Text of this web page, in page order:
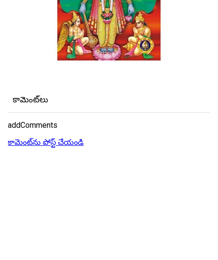
కామెంట్‌లు
addComments
కామెంట్‌ను పోస్ట్ చేయండి